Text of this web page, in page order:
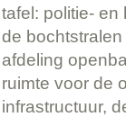
tafel: politie- en
de
afdeling
ruimte voor de
infrastructuur,